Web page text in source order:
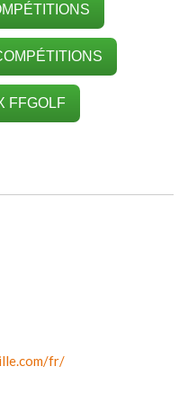
FFGOLF
fr/